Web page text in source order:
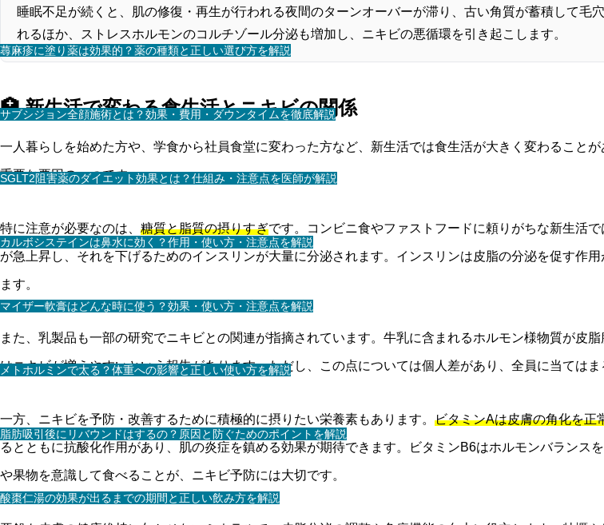
蕁麻疹に塗り薬は効果的？薬の種類と正しい選び方を解説
サブシジョン全顔施術とは？効果・費用・ダウンタイムを徹底解説
SGLT2阻害薬のダイエット効果とは？仕組み・注意点を医師が解説
カルボシステインは鼻水に効く？作用・使い方・注意点を解説
マイザー軟膏はどんな時に使う？効果・使い方・注意点を解説
メトホルミンで太る？体重への影響と正しい使い方を解説
脂肪吸引後にリバウンドはするの？原因と防ぐためのポイントを解説
酸棗仁湯の効果が出るまでの期間と正しい飲み方を解説
睡眠不足が続くと、肌の修復・再生が行われる夜間のターンオーバーが滞り、古い角質が蓄積して
れるほか、ストレスホルモンのコルチゾール分泌も増加し、ニキビの悪循環を引き起こします。
🏥 新生活で変わる食生活とニキビの関係
一人暮らしを始めた方や、学食から社員食堂に変わった方など、新生活では食生活が大きく変わること
重要な要因の一つです。
特に注意が必要なのは、 糖質と脂質の摂りすぎです。コンビニ食やファストフードに頼りがちな新生活
が急上昇し、それを下げるためのインスリンが大量に分泌されます。インスリンは皮脂の分泌を促す作
ます。
また、乳製品も一部の研究でニキビとの関連が指摘されています。牛乳に含まれるホルモン様物質が皮
はニキビが増えやすいという報告があります。ただし、この点については個人差があり、全員に当てはま
一方、ニキビを予防・改善するために積極的に摂りたい栄養素もあります。 ビタミンAは皮膚の角化を正
るとともに抗酸化作用があり、肌の炎症を鎮める効果が期待できます。ビタミンB6はホルモンバラン
や果物を意識して食べることが、ニキビ予防には大切です。